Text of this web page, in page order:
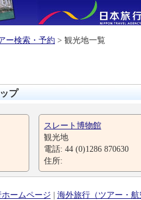
ー検索・予約 > 観光地一覧
プ
スレート博物館
観光地
電話: 44 (0)1286 870630
住所:
ホームページ | 海外旅行（ツアー・航